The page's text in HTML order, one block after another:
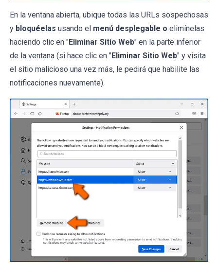
En la ventana abierta, ubique todas las URLs sospechosas
y bloquéelas usando el menú desplegable o elimínelas
haciendo clic en "Eliminar Sitio Web" en la parte inferior
de la ventana (si hace clic en "Eliminar Sitio Web" y visita
el sitio malicioso una vez más, le pedirá que habilite las
notificaciones nuevamente).